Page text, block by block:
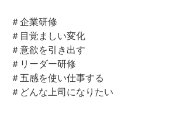
＃企業研修
＃目覚ましい変化
＃意欲を引き出す
＃リーダー研修
＃五感を使い仕事する
＃どんな上司になりたい